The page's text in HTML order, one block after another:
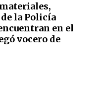
la Policía
en el
vocero de